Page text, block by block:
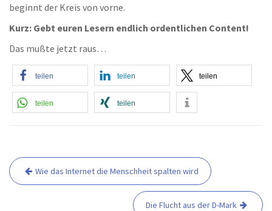
beginnt der Kreis von vorne.
Kurz: Gebt euren Lesern endlich ordentlichen Content!
Das mußte jetzt raus…
teilen teilen teilen
teilen teilen
B
Wie das Internet die Menschheit spalten wird
Die Flucht aus der D-Mark